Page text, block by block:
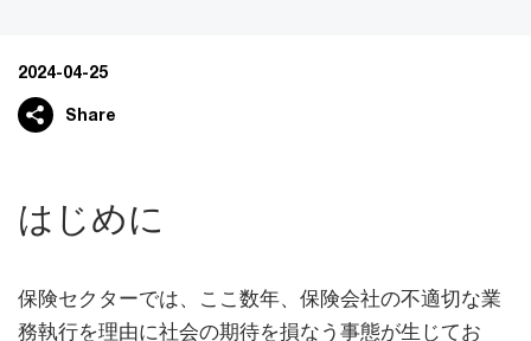
2024-04-25
Share
はじめに
保険セクターでは、ここ数年、保険会社の不適切な業
務執行を理由に社会の期待を損なう事態が生じてお